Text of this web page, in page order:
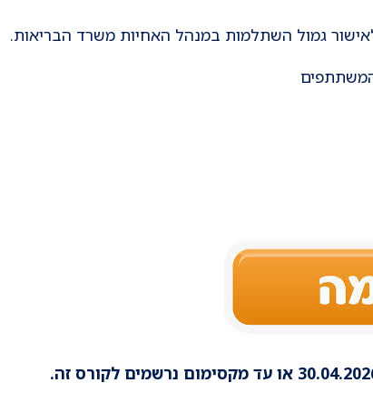
גמול השתלמות במנהל האחיות משרד הבריאות.
או עד מקסימום נרשמים לקורס זה.